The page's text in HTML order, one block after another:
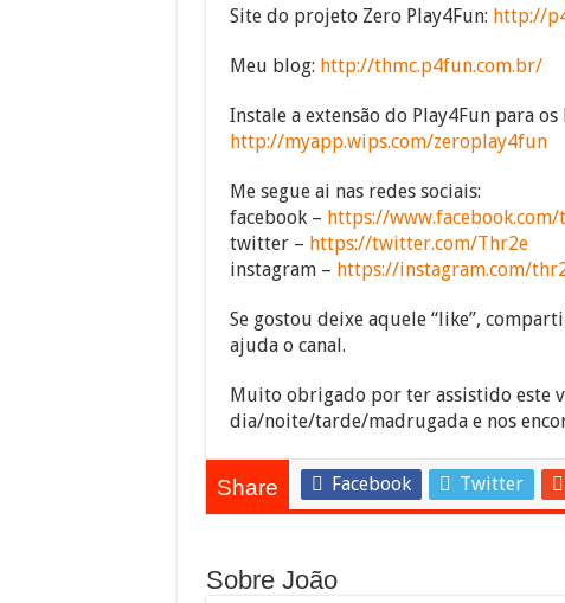
Site do projeto Zero Play4Fun: http://
Meu blog: http://thmc.p4fun.com.br/
Instale a extensão do Play4Fun para
http://myapp.wips.com/zeroplay4fun
Me segue ai nas redes sociais:
facebook – https://
twitter – https://twitter.com/Thr2e
instagram – https://instagram.com/
Se gostou deixe aquele “like”,
ajuda o canal.
Muito obrigado por ter assistido este
dia/noite/tarde/madrugada e nos
Share Facebook Twitter
Sobre João